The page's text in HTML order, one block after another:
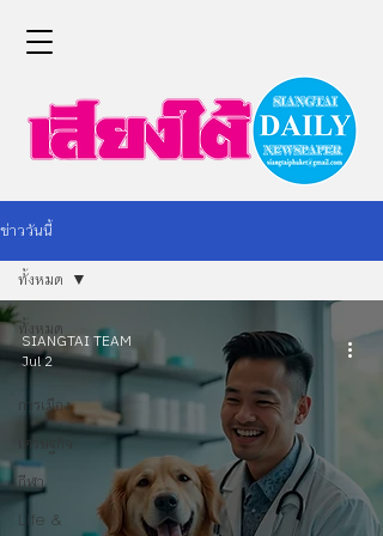
ข่าววันนี้
ทั้งหมด
ข่าว
การเมือง
เศรษฐกิจ
กีฬา
Life &
ทั้งหมด
SIANGTAI TEAM
Jul 2